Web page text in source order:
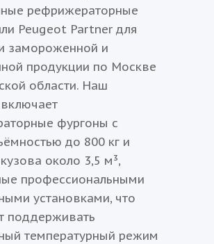
рефрижераторные
Peugeot Partner для
замороженной и
продукции по Москве
области. Наш
фургоны с
до 800 кг и
около 3,5 м³,
профессиональными
установками, что
поддерживать
температурный режим